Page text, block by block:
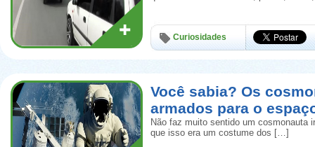
Curiosidades
Você sabia? Os
armados para o
Não faz muito sentido um cosmonauta
que isso era um costume dos […]